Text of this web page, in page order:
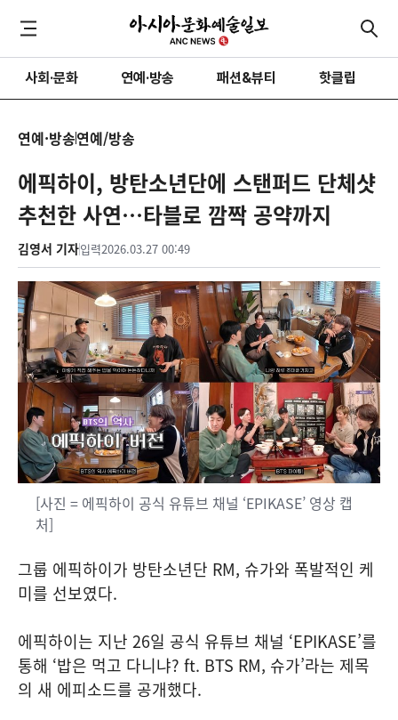
사회·문화 연예·방송 패션&뷰티 핫클립
연예·방송연예/방송
에픽하이, 방탄소년단에 스탠퍼드 단체샷
추천한 사연…타블로 깜짝 공약까지
김영서 기자입력2026.03.27 00:49
[사진 = 에픽하이 공식 유튜브 채널 ‘EPIKASE’ 영상 캡
처]
그룹 에픽하이가 방탄소년단 RM, 슈가와 폭발적인 케
미를 선보였다.
에픽하이는 지난 26일 공식 유튜브 채널 ‘EPIKASE’를
통해 ‘밥은 먹고 다니냐? ft. BTS RM, 슈가’라는 제목
의 새 에피소드를 공개했다.